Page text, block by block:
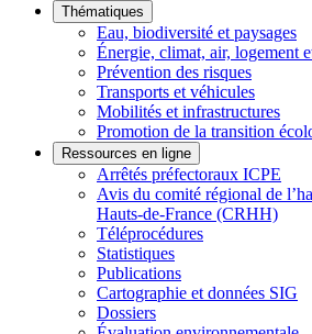
Thématiques
Eau, biodiversité et paysages
Énergie, climat, air, logement
Prévention des risques
Transports et véhicules
Mobilités et infrastructures
Promotion de la transition
Ressources en ligne
Arrêtés préfectoraux ICPE
Avis du comité régional de
Hauts-de-France (CRHH)
Téléprocédures
Statistiques
Publications
Cartographie et données SIG
Dossiers